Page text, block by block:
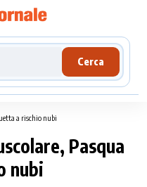
Cerca
a rischio nubi
Pasqua
nubi